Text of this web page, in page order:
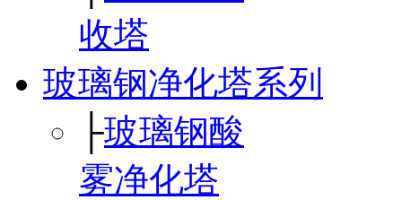
收塔
玻璃钢净化塔系列
├玻璃钢酸
雾净化塔